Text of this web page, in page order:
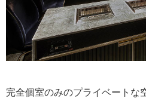
完全個室のみのプライベートな